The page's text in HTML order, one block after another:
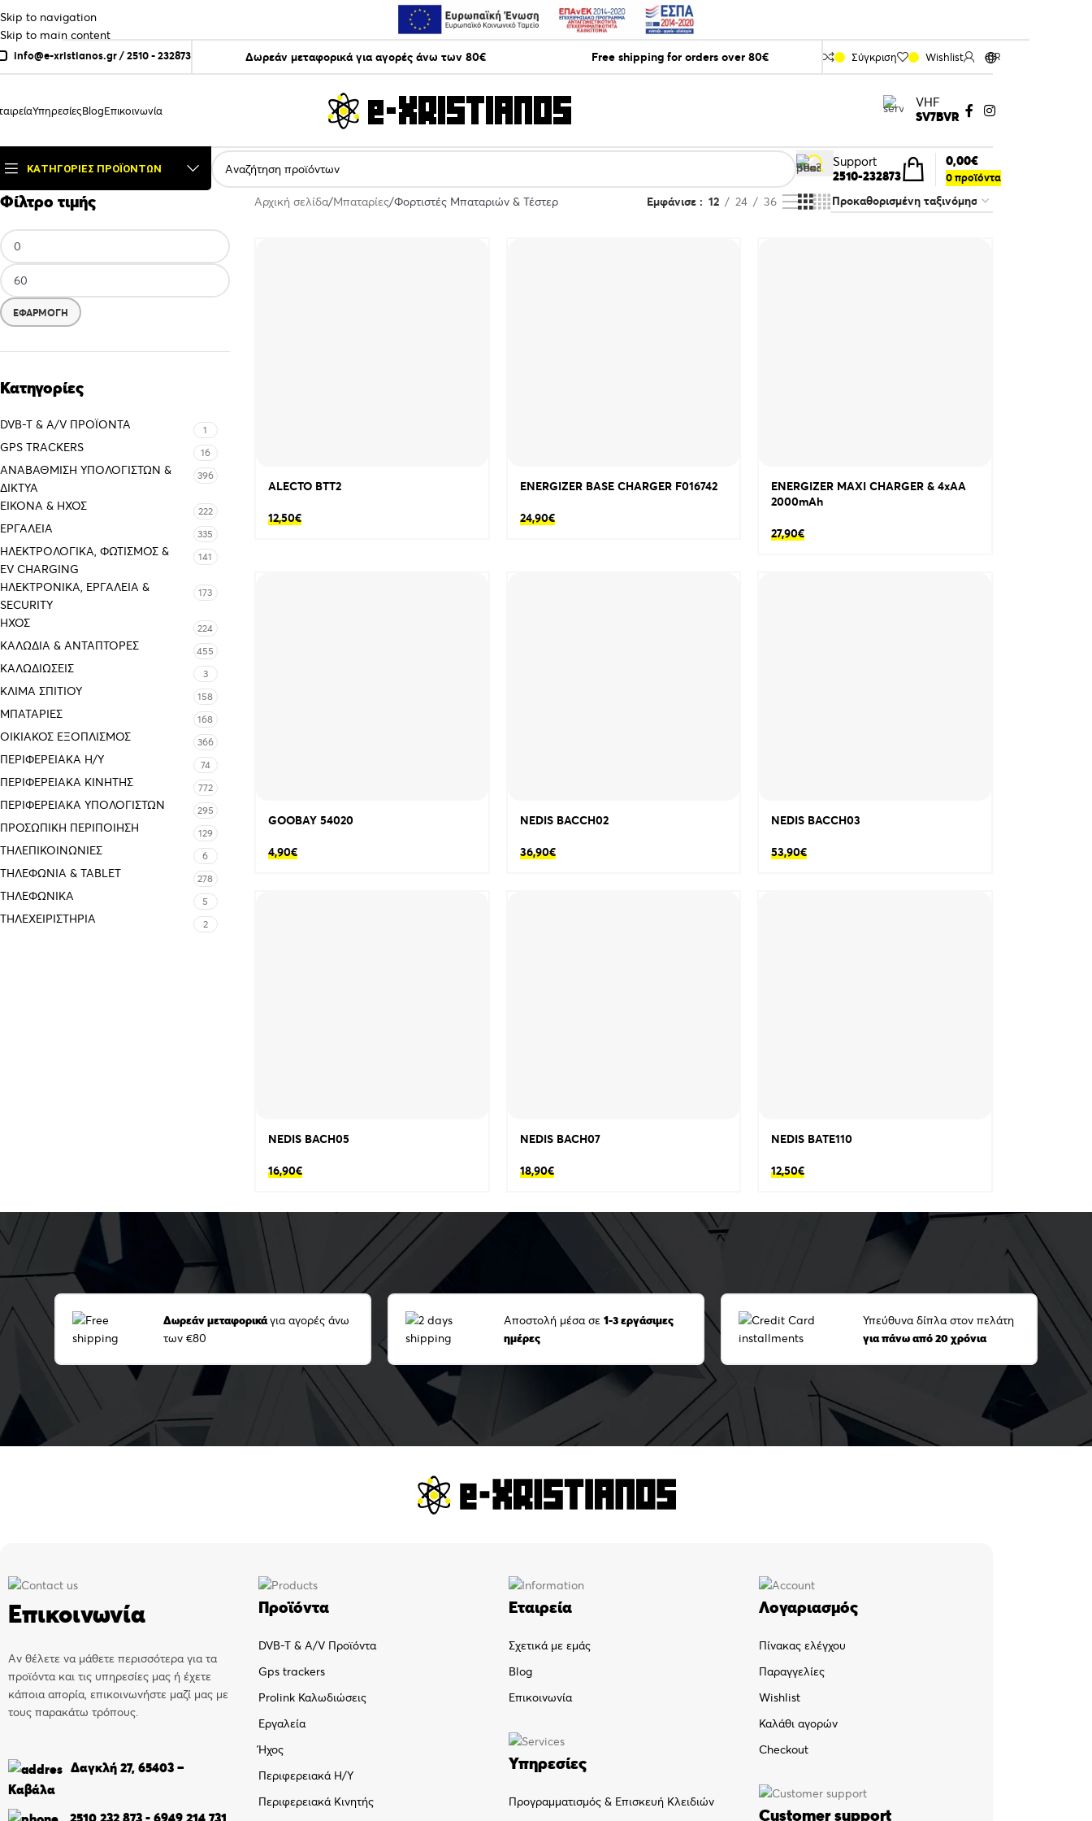
Skip to navigation
Skip to main content
info@e-xristianos.gr/2510 - 232873 Δωρεάν μεταφορικά για αγορές άνω των 80€ Free shipping for orders over 80€ Σύγκριση Wishlist GR
ΥπηρεσίεςBlogΕπικοινωνία
VHF
SV7BVR
ΚΑΤΗΓΟΡΊΕΣ ΠΡΟΪΌΝΤΩΝ
Support
2510-232873
0προϊόντα
0,00€
Φίλτρο τιμής
ΕΦΑΡΜΟΓΉ
Κατηγορίες
DVB-T & A/V ΠΡΟΪΌΝΤΑ 1
GPS TRACKERS 16
ΑΝΑΒΆΘΜΙΣΗ ΥΠΟΛΟΓΙΣΤΏΝ &
ΔΊΚΤΥΑ
396
ΕΙΚΌΝΑ & ΗΧΟΣ 222
ΕΡΓΑΛΕΊΑ 335
ΗΛΕΚΤΡΟΛΟΓΙΚΆ, ΦΩΤΙΣΜΌΣ &
EV CHARGING
141
ΗΛΕΚΤΡΟΝΙΚΆ, ΕΡΓΑΛΕΊΑ &
SECURITY
173
ΉΧΟΣ 224
ΚΑΛΏΔΙΑ & ΑΝΤΆΠΤΟΡΕΣ 455
ΚΑΛΩΔΙΏΣΕΙΣ 3
ΚΛΊΜΑ ΣΠΙΤΙΟΎ 158
ΜΠΑΤΑΡΊΕΣ 168
ΟΙΚΙΑΚΌΣ ΕΞΟΠΛΙΣΜΌΣ 366
ΠΕΡΙΦΕΡΕΙΑΚΑ Η/Υ 74
ΠΕΡΙΦΕΡΕΙΑΚΑ ΚΙΝΗΤΗΣ 772
ΠΕΡΙΦΕΡΕΙΑΚΆ ΥΠΟΛΟΓΙΣΤΏΝ 295
ΠΡΟΣΩΠΙΚΉ ΠΕΡΙΠΟΊΗΣΗ 129
ΤΗΛΕΠΙΚΟΙΝΩΝΊΕΣ 6
ΤΗΛΕΦΩΝΊΑ & TABLET 278
ΤΗΛΕΦΩΝΙΚΑ 5
ΤΗΛΕΧΕΙΡΙΣΤΉΡΙΑ 2
Αρχική σελίδα Μπαταρίες Φορτιστές Μπαταριών & Τέστερ Εμφάνισε 12 24 36
ALECTO BTT2
12,50€
ENERGIZER BASE CHARGER F016742
24,90€
ENERGIZER MAXI CHARGER & 4xAA
2000mAh
27,90€
GOOBAY 54020
4,90€
NEDIS BACCH02
36,90€
NEDIS BACCH03
53,90€
NEDIS BACH05
16,90€
NEDIS BACH07
18,90€
NEDIS BATE110
12,50€
Δωρεάν μεταφορικάγια αγορές άνω
των €80
Αποστολή μέσα σε 1-3 εργάσιμες
ημέρες
Υπεύθυνα δίπλα στον πελάτη
για πάνω από 20 χρόνια
Επικοινωνία
Αν θέλετε να μάθετε περισσότερα για τα
προϊόντα και τις υπηρεσίες μας ή έχετε
κάποια απορία, επικοινωνήστε μαζί μας με
τους παρακάτω τρόπους.
Δαγκλή 27, 65403 –
Καβάλα
2510 232 873 - 6949 214 731
Προϊόντα
DVB-T & A/V Προϊόντα
Gps trackers
Prolink Καλωδιώσεις
Εργαλεία
Ήχος
Περιφερειακά Η/Υ
Περιφερειακά Κινητής
Εταιρεία
Σχετικά με εμάς
Blog
Επικοινωνία
Υπηρεσίες
Προγραμματισμός & Επισκευή Κλειδιών
Λογαριασμός
Πίνακας ελέγχου
Παραγγελίες
Wishlist
Καλάθι αγορών
Checkout
Customer support